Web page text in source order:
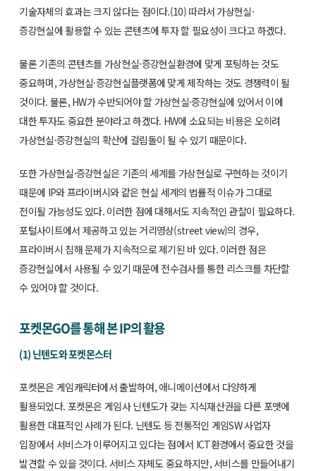
기술자체의 효과는 크지 않다는 점이다.(10) 따라서 가상현실·
증강현실에 활용할 수 있는 콘텐츠에 투자 할 필요성이 크다고 하겠다.
물론 기존의 콘텐츠를 가상현실·증강현실환경에 맞게 포팅하는 것도
중요하며, 가상현실·증강현실플랫폼에 맞게 제작하는 것도 경쟁력이 될
것이다. 물론, HW가 수반되어야 할 가상현실·증강현실에 있어서 이에
대한 투자도 중요한 분야라고 하겠다. HW에 소요되는 비용은 오히려
가상현실·증강현실의 확산에 걸림돌이 될 수 있기 때문이다.
또한 가상현실·증강현실은 기존의 세계를 가상현실로 구현하는 것이기
때문에 IP와 프라이버시와 같은 현실 세계의 법률적 이슈가 그대로
전이될 가능성도 있다. 이러한 점에 대해서도 지속적인 관찰이 필요하다.
포털사이트에서 제공하고 있는 거리영상(street view)의 경우,
프라이버시 침해 문제가 지속적으로 제기된 바 있다. 이러한 점은
증강현실에서 사용될 수 있기 때문에 전수검사를 통한 리스크를 차단할
수 있어야 할 것이다.
포켓몬GO를 통해 본 IP의 활용
(1) 닌텐도와 포켓몬스터
포켓몬은 게임캐릭터에서 출발하여, 애니메이션에서 다양하게
활용되었다. 포켓몬은 게임사 닌텐도가 갖는 지식재산권을 다른 포맷에
활용한 대표적인 사례가 된다. 닌텐도 등 전통적인 게임SW 사업자
입장에서 서비스가 이루어지고 있다는 점에서 ICT환경에서 중요한 것을
발견할 수 있을 것이다. 서비스 자체도 중요하지만, 서비스를 만들어내기